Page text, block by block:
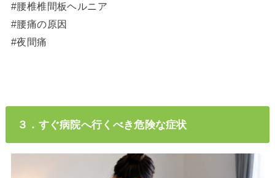
#腰椎椎間板ヘルニア
#腰痛の原因
#夜間痛
３．すぐ病院へ行くべき危険な症状